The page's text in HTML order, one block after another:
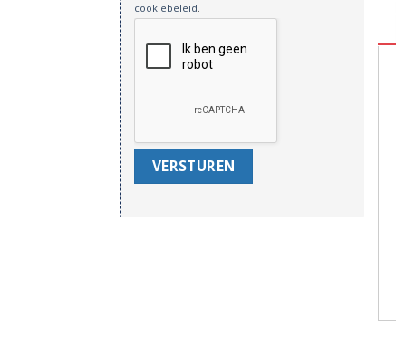
cookiebeleid.